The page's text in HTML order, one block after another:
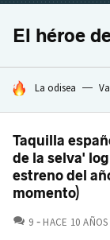
El héroe
HOY SE HABLA DE
La odisea
Taquilla
de la selva'
estreno del
momento)
9 COMENTARIOS
HACE 10 AÑOS